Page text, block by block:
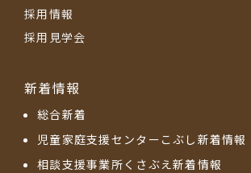
採用情報
採用見学会
新着情報
総合新着
児童家庭支援センターこぶし新着情報
相談支援事業所くさぶえ新着情報